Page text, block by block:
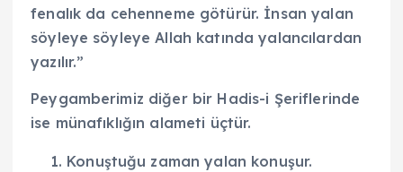
fenalık da cehenneme götürür. İnsan yalan
söyleye söyleye Allah katında yalancılardan
yazılır.”
Peygamberimiz diğer bir Hadis-i Şeriflerinde
ise münafıklığın alameti üçtür.
Konuştuğu zaman yalan konuşur.